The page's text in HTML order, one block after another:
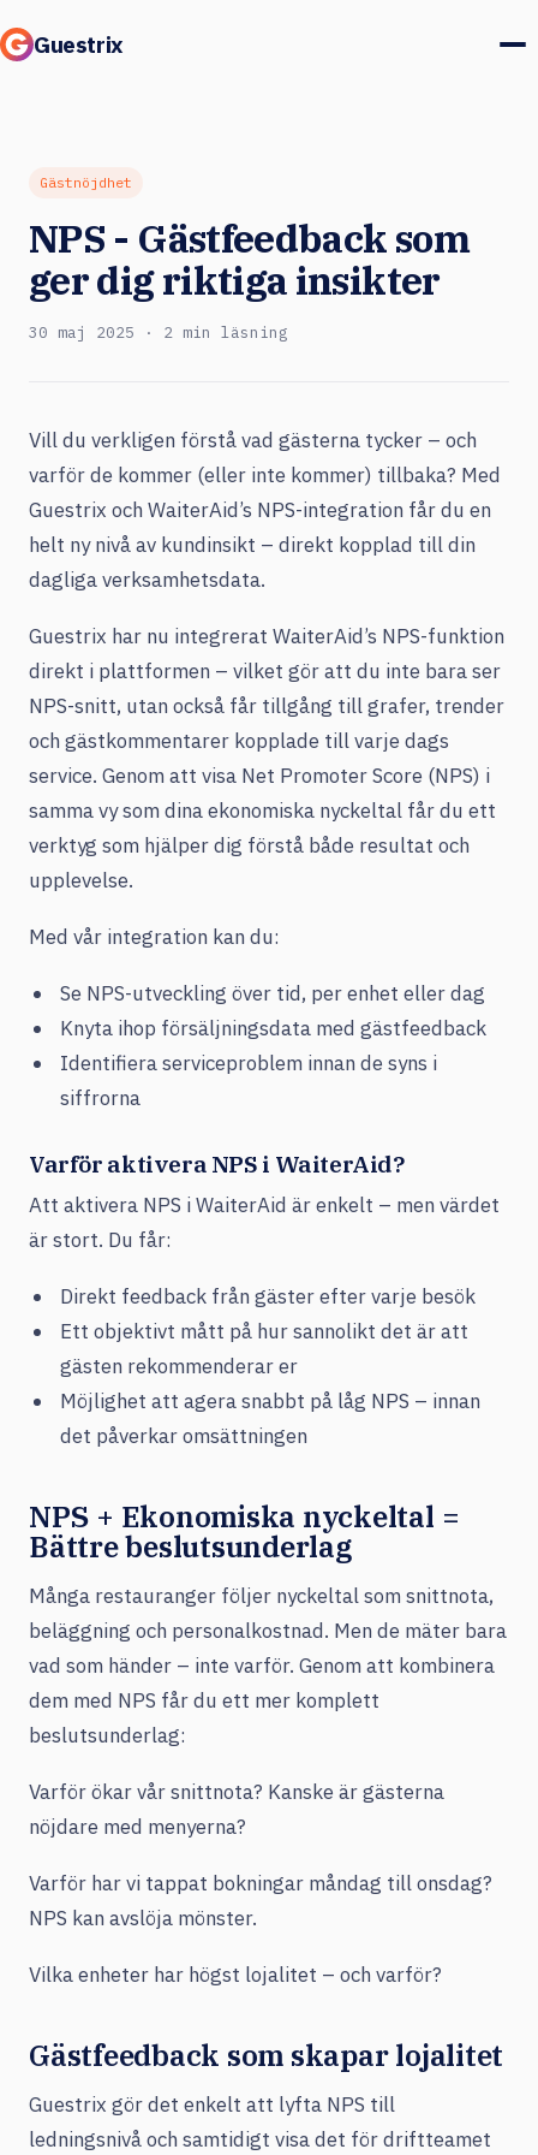
Guestrix
Integrationer
Priser
Kundcase
Logga in
Boka en demo
Gästnöjdhet
NPS - Gästfeedback som
ger dig riktiga insikter
30 maj 2025 · 2 min läsning
Vill du verkligen förstå vad gästerna tycker – och
varför de kommer (eller inte kommer) tillbaka? Med
Guestrix och WaiterAid’s NPS-integration får du en
helt ny nivå av kundinsikt – direkt kopplad till din
dagliga verksamhetsdata.
Guestrix har nu integrerat WaiterAid’s NPS-funktion
direkt i plattformen – vilket gör att du inte bara ser
NPS-snitt, utan också får tillgång till grafer, trender
och gästkommentarer kopplade till varje dags
service. Genom att visa Net Promoter Score (NPS) i
samma vy som dina ekonomiska nyckeltal får du ett
verktyg som hjälper dig förstå både resultat och
upplevelse.
Med vår integration kan du:
Se NPS-utveckling över tid, per enhet eller dag
Knyta ihop försäljningsdata med gästfeedback
Identifiera serviceproblem innan de syns i
siffrorna
Varför aktivera NPS i WaiterAid?
Att aktivera NPS i WaiterAid är enkelt – men värdet
är stort. Du får:
Direkt feedback från gäster efter varje besök
Ett objektivt mått på hur sannolikt det är att
gästen rekommenderar er
Möjlighet att agera snabbt på låg NPS – innan
det påverkar omsättningen
NPS + Ekonomiska nyckeltal =
Bättre beslutsunderlag
Många restauranger följer nyckeltal som snittnota,
beläggning och personalkostnad. Men de mäter bara
vad som händer – inte varför. Genom att kombinera
dem med NPS får du ett mer komplett
beslutsunderlag:
Varför ökar vår snittnota? Kanske är gästerna
nöjdare med menyerna?
Varför har vi tappat bokningar måndag till onsdag?
NPS kan avslöja mönster.
Vilka enheter har högst lojalitet – och varför?
Gästfeedback som skapar lojalitet
Guestrix gör det enkelt att lyfta NPS till
ledningsnivå och samtidigt visa det för driftteamet